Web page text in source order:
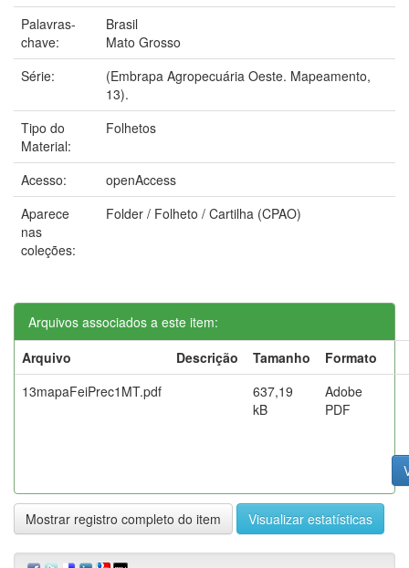
Palavras-
chave:
Brasil
Mato Grosso
Série:
(Embrapa Agropecuária Oeste. Mapeamento,
13).
Tipo do
Material:
Folhetos
Acesso:
openAccess
Aparece
nas
coleções:
Folder / Folheto / Cartilha (CPAO)
Arquivos associados a este item:
Arquivo
Descrição Tamanho
Formato
13mapaFeiPrec1MT.pdf
637,19
kB
Adobe
PDF
Mostrar registro completo do item Visualizar estatísticas